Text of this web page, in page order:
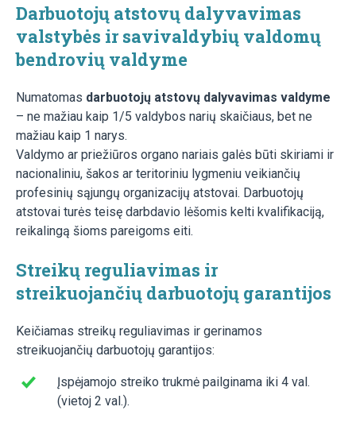
Darbuotojų atstovų dalyvavimas
valstybės ir savivaldybių valdomų
bendrovių valdyme
Numatomas darbuotojų atstovų dalyvavimas valdyme
– ne mažiau kaip 1/5 valdybos narių skaičiaus, bet ne
mažiau kaip 1 narys.
Valdymo ar priežiūros organo nariais galės būti skiriami ir
nacionaliniu, šakos ar teritoriniu lygmeniu veikiančių
profesinių sąjungų organizacijų atstovai. Darbuotojų
atstovai turės teisę darbdavio lėšomis kelti kvalifikaciją,
reikalingą šioms pareigoms eiti.
Streikų reguliavimas ir
streikuojančių darbuotojų garantijos
Keičiamas streikų reguliavimas ir gerinamos
streikuojančių darbuotojų garantijos:
Įspėjamojo streiko trukmė pailginama iki 4 val.
(vietoj 2 val.).